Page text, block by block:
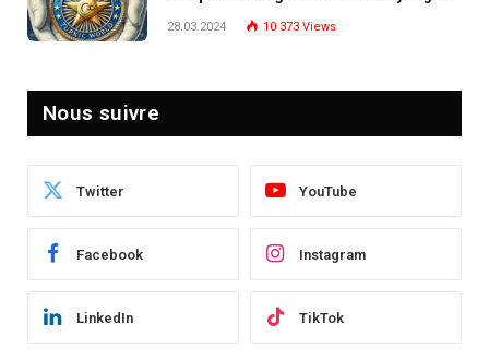
Post-Crise
28.03.2024 10 373 Views
Nous suivre
Twitter YouTube
Facebook Instagram
LinkedIn TikTok